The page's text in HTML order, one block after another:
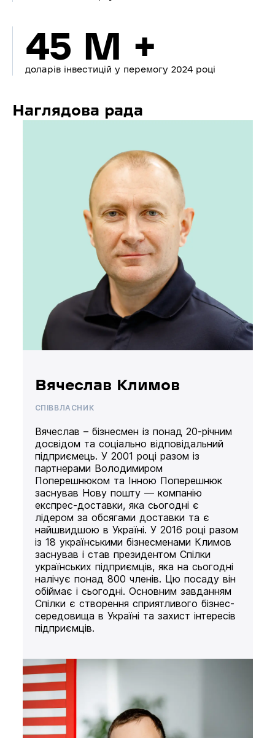
45 M +
доларів інвестицій у перемогу 2024 році
Наглядова рада
Вячеслав Климов
СПІВВЛАСНИК
Вячеслав – бізнесмен із понад 20-річним
досвідом та соціально відповідальний
підприємець. У 2001 році разом із
партнерами Володимиром
Поперешнюком та Інною Поперешнюк
заснував Нову пошту — компанію
експрес-доставки, яка сьогодні є
лідером за обсягами доставки та є
найшвидшою в Україні. У 2016 році разом
із 18 українськими бізнесменами Климов
заснував і став президентом Спілки
українських підприємців, яка на сьогодні
налічує понад 800 членів. Цю посаду він
обіймає і сьогодні. Основним завданням
Спілки є створення сприятливого бізнес-
середовища в Україні та захист інтересів
підприємців.